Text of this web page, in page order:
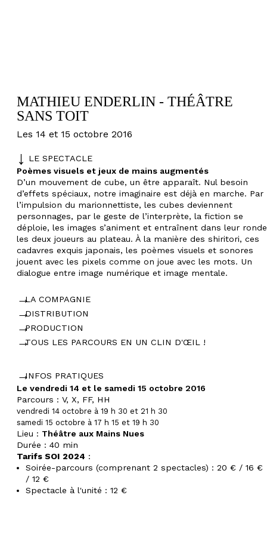
MATHIEU ENDERLIN - THÉÂTRE
SANS TOIT
Les 14 et 15 octobre 2016
LE SPECTACLE
Poèmes visuels et jeux de mains augmentés
D’un mouvement de cube, un être apparaît. Nul besoin
d’effets spéciaux, notre imaginaire est déjà en marche. Par
l’impulsion du marionnettiste, les cubes deviennent
personnages, par le geste de l’interprète, la fiction se
déploie, les images s’animent et entraînent dans leur ronde
les deux joueurs au plateau. À la manière des shiritori, ces
cadavres exquis japonais, les poèmes visuels et sonores
jouent avec les pixels comme on joue avec les mots. Un
dialogue entre image numérique et image mentale.
LA COMPAGNIE
DISTRIBUTION
PRODUCTION
TOUS LES PARCOURS EN UN CLIN D'ŒIL !
INFOS PRATIQUES
Le vendredi 14 et le samedi 15 octobre 2016
Parcours : V, X, FF, HH
vendredi 14 octobre à 19 h 30 et 21 h 30
samedi 15 octobre à 17 h 15 et 19 h 30
Lieu : Théâtre aux Mains Nues
Durée : 40 min
Tarifs SOI 2024 :
Soirée-parcours (comprenant 2 spectacles) : 20 € / 16 €
/ 12 €
Spectacle à l'unité : 12 €